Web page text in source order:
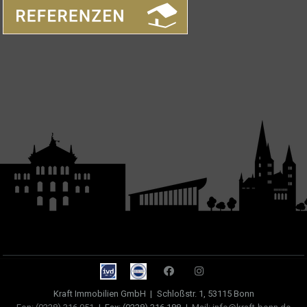
Kraft Immobilien GmbH | Schloßstr. 1, 53115 Bonn